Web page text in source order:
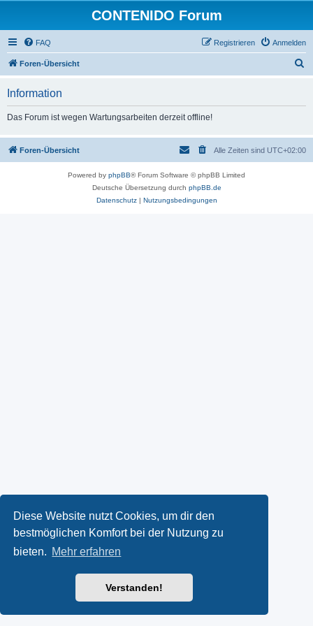
Diese Website nutzt Cookies, um dir den
bestmöglichen Komfort bei der Nutzung zu
bieten. Mehr erfahren
Verstanden!
CONTENIDO Forum
FAQ Anmelden
Registrieren
Foren-Übersicht
Information
Das Forum ist wegen Wartungsarbeiten derzeit offline!
Foren-Übersicht Alle Zeiten sind UTC+02:00
Powered by phpBB® Forum Software © phpBB Limited
Deutsche Übersetzung durch phpBB.de
Datenschutz| Nutzungsbedingungen